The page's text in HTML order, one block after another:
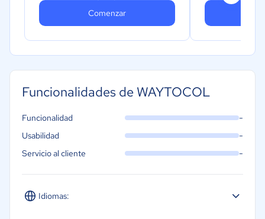
Comenzar
Editor de
Roles y
Funcionalidades de WAYTOCOL
Idiomas:
Funcionalidad -
Usabilidad -
Servicio al cliente -